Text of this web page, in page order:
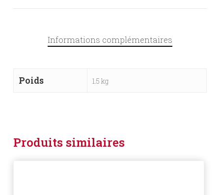
Informations complémentaires
Poids 1.5 kg
Produits similaires